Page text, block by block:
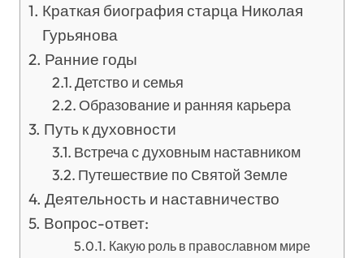
Краткая биография старца Николая
Гурьянова
Ранние годы
Детство и семья
Образование и ранняя карьера
Путь к духовности
Встреча с духовным наставником
Путешествие по Святой Земле
Деятельность и наставничество
Вопрос-ответ:
Какую роль в православном мире